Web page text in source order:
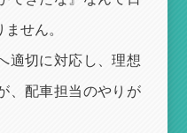
せん。
適切に対応し、理想
、配車担当のやりが